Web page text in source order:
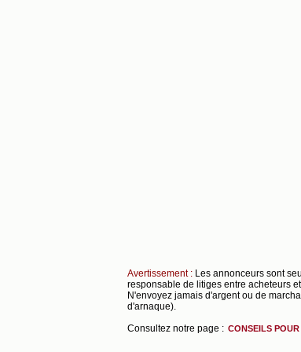
Avertissement : Les annonceurs sont
responsable de litiges entre acheteurs
N'envoyez jamais d'argent ou de
d'arnaque).
Consultez notre page : CONSEILS